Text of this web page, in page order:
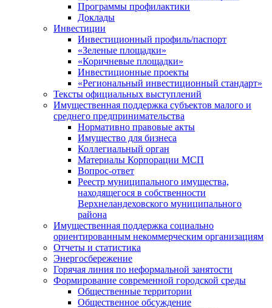
Программы профилактики
Доклады
Инвестиции
Инвестиционный профиль/паспорт
«Зеленые площадки»
«Коричневые площадки»
Инвестиционные проекты
«Региональный инвестиционный стандарт»
Тексты официальных выступлений
Имущественная поддержка субъектов малого и
среднего предпринимательства
Нормативно правовые акты
Имущество для бизнеса
Коллегиальный орган
Материалы Корпорации МСП
Вопрос-ответ
Реестр муниципального имущества,
находящегося в собственности
Верхнеландеховского муниципального
района
Имущественная поддержка социально
ориентированным некоммерческим организациям
Отчеты и статистика
Энергосбережение
Горячая линия по неформальной занятости
Формирование современной городской среды
Общественные территории
Общественное обсуждение